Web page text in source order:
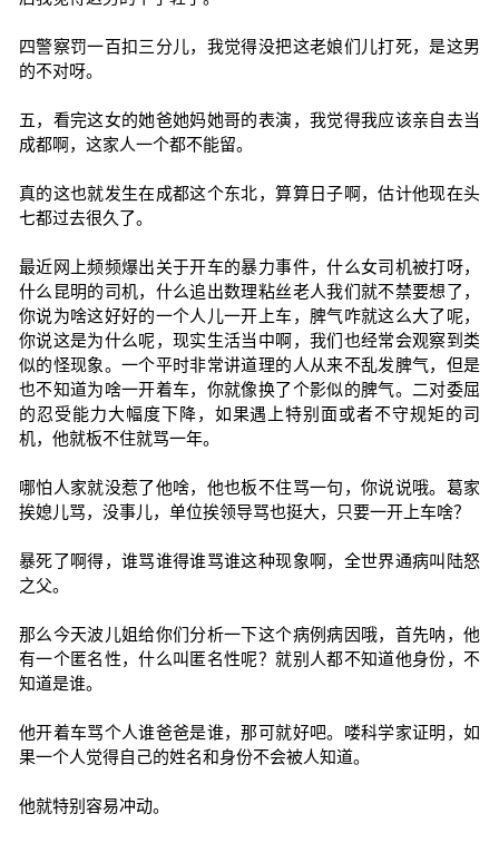
四警察罚一百扣三分儿，我觉得没把这老娘们儿打死，是这男
的不对呀。
五，看完这女的她爸她妈她哥的表演，我觉得我应该亲自去当
成都啊，这家人一个都不能留。
真的这也就发生在成都这个东北，算算日子啊，估计他现在头
七都过去很久了。
最近网上频频爆出关于开车的暴力事件，什么女司机被打呀，
什么昆明的司机，什么追出数理粘丝老人我们就不禁要想了，
你说为啥这好好的一个人儿一开上车，脾气咋就这么大了呢，
你说这是为什么呢，现实生活当中啊，我们也经常会观察到类
似的怪现象。一个平时非常讲道理的人从来不乱发脾气，但是
也不知道为啥一开着车，你就像换了个影似的脾气。二对委屈
的忍受能力大幅度下降，如果遇上特别面或者不守规矩的司
机，他就板不住就骂一年。
哪怕人家就没惹了他啥，他也板不住骂一句，你说说哦。葛家
挨媳儿骂，没事儿，单位挨领导骂也挺大，只要一开上车啥？
暴死了啊得，谁骂谁得谁骂谁这种现象啊，全世界通病叫陆怒
之父。
那么今天波儿姐给你们分析一下这个病例病因哦，首先呐，他
有一个匿名性，什么叫匿名性呢？就别人都不知道他身份，不
知道是谁。
他开着车骂个人谁爸爸是谁，那可就好吧。喽科学家证明，如
果一个人觉得自己的姓名和身份不会被人知道。
他就特别容易冲动。